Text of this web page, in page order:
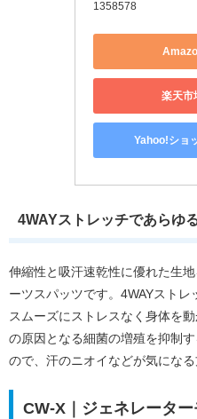
1358578
楽天市
Yahoo!ショ
4WAYストレッチであらゆ
伸縮性と吸汗速乾性に優れた生
ーツスパッツです。4WAYスト
スムーズにストレスなく身体を
の原因となる細菌の増殖を抑制
ので、汗のニオイなどが気になる
CW-X｜ジェネレータ